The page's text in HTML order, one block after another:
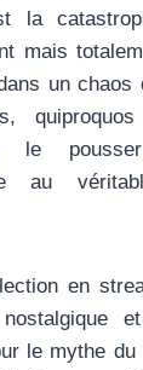
la
mais
un chaos
le
au
en
le mythe du